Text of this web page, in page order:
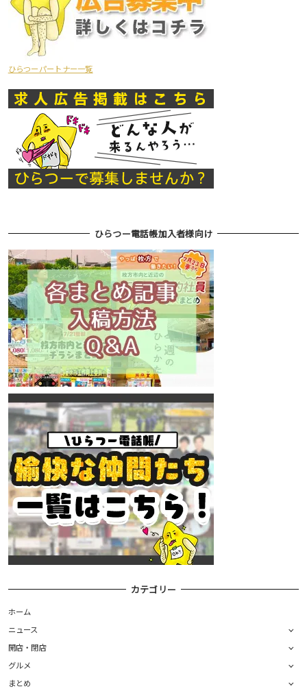
ひらつーパートナー一覧
ひらつー電話帳加入者様向け
カテゴリー
ホーム
ニュース
開店・閉店
グルメ
まとめ